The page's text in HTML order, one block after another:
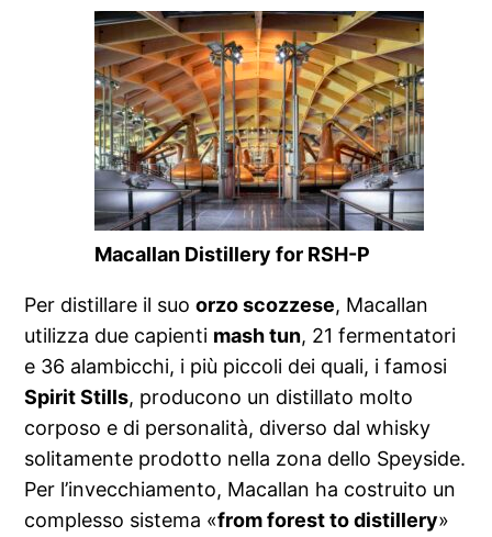
Macallan Distillery for RSH-P
Per distillare il suoorzo scozzese, Macallan
utilizza due capienti mash tun, 21 fermentatori
e 36 alambicchi, i più piccoli dei quali, i famosi
Spirit Stills, producono un distillato molto
corposo e di personalità, diverso dal whisky
solitamente prodotto nella zona dello Speyside.
Per l’invecchiamento, Macallan ha costruito un
complesso sistema «from forest to distillery»